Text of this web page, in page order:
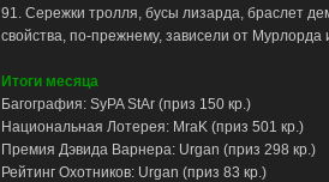
91. Сережки тролля, бусы лизарда, браслет
свойства, по-прежнему, зависели от Мурлорда
Итоги месяца
Багография: SyPA StAr (приз 150 кр.)
Национальная Лотерея: MraK (приз 501 кр.)
Премия Дэвида Варнера: Urgan (приз 298 кр.)
Рейтинг Охотников: Urgan (приз 83 кр.)